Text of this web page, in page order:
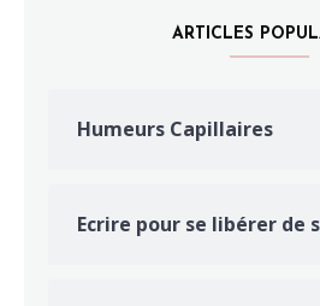
ARTICLES
Humeurs Capillaires
Ecrire pour se libérer de